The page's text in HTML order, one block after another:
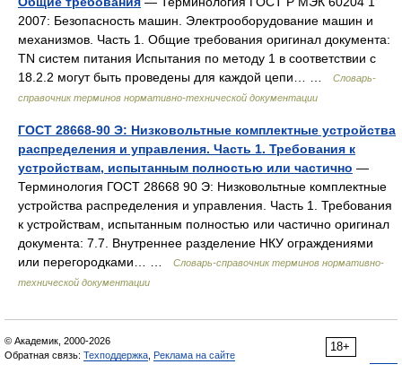
2007: Безопасность машин. Электрооборудование машин и
механизмов. Часть 1. Общие требования оригинал документа:
TN систем питания Испытания по методу 1 в соответствии с
18.2.2 могут быть проведены для каждой цепи… …
Словарь-
справочник терминов нормативно-технической документации
ГОСТ 28668-90 Э: Низковольтные комплектные устройства
распределения и управления. Часть 1. Требования к
устройствам, испытанным полностью или частично —
Терминология ГОСТ 28668 90 Э: Низковольтные комплектные
устройства распределения и управления. Часть 1. Требования
к устройствам, испытанным полностью или частично оригинал
документа: 7.7. Внутреннее разделение НКУ ограждениями
или перегородками… …
Словарь-справочник терминов нормативно-
технической документации
18+
© Академик, 2000-2026
Обратная связь: Техподдержка Реклама на сайте